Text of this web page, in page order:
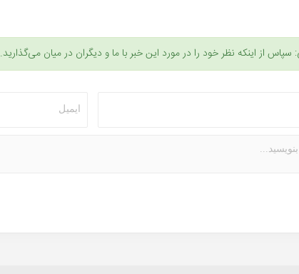
سپاس از اینکه نظر خود را در مورد این خبر با ما و دیگران در میان می‌گذارید.